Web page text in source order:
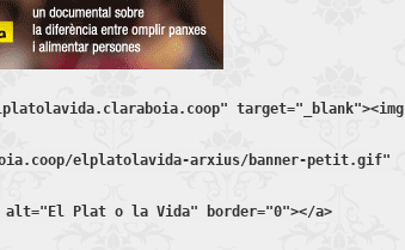
target="_blank"><img
elplatolavida-arxius/banner-petit.gif"
alt="El Plat o la Vida" border="0"></a>